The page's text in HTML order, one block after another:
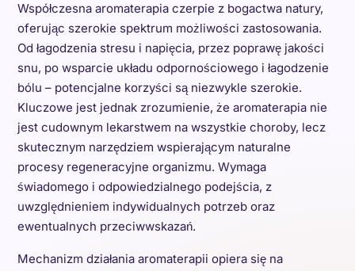
Współczesna aromaterapia czerpie z bogactwa natury,
oferując szerokie spektrum możliwości zastosowania.
Od łagodzenia stresu i napięcia, przez poprawę jakości
snu, po wsparcie układu odpornościowego i łagodzenie
bólu – potencjalne korzyści są niezwykle szerokie.
Kluczowe jest jednak zrozumienie, że aromaterapia nie
jest cudownym lekarstwem na wszystkie choroby, lecz
skutecznym narzędziem wspierającym naturalne
procesy regeneracyjne organizmu. Wymaga
świadomego i odpowiedzialnego podejścia, z
uwzględnieniem indywidualnych potrzeb oraz
ewentualnych przeciwwskazań.
Mechanizm działania aromaterapii opiera się na